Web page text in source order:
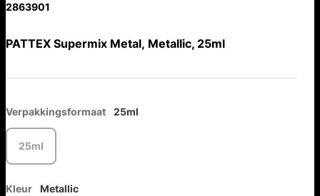
2863901
PATTEX Supermix Metal, Metallic, 25ml
Verpakkingsformaat 25ml
25ml
Kleur Metallic